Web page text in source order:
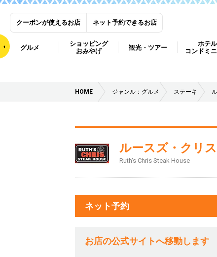
クーポンが使えるお店 ネット予約できるお店
グルメ
ショッピング
おみやげ
観光・ツアー
ホテル
コンドミ
HOME ジャンル：グルメ ステーキ
ルースズ・クリ
Ruth's Chris Steak House
ネット予約
お店の公式サイトへ移動します